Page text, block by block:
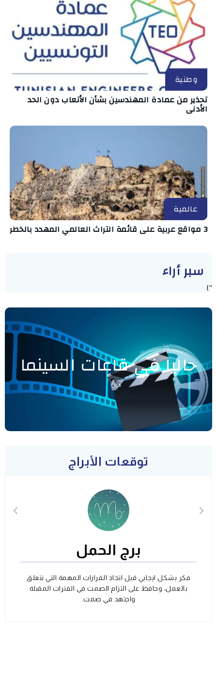
وطنية
تحذير من عمادة المهندسين بشأن الأتعاب دون الحد
الأدنى
عالمية
3 مواقع عربية على قائمة التراث العالمي المهدد بالخطر
سبر أراء
"]
حاليا في قاعات السينما
توقعات الأبراج
برج الحمل
فكر بشكل ايجابي قبل اتخاذ القرارات المهمة التي تتعلق
بالعمل، وحافظ على التزام الصمت في الفترات المقبلة
واجتهد في صمت.